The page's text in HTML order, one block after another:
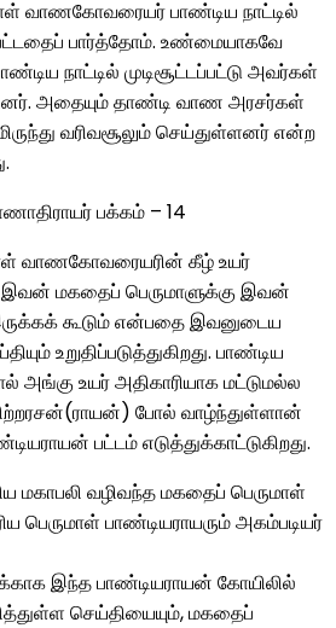
வாணகோவரையர் பாண்டிய நாட்டில்
பார்த்தோம். உண்மையாகவே
நாட்டில் முடிசூட்டப்பட்டு அவர்கள்
அதையும் தாண்டி வாண அரசர்கள்
வரிவசூலும் செய்துள்ளனர் என்ற
பக்கம் – 14
வாணகோவரையரின் கீழ் உயர்
இவன் மகதைப் பெருமாளுக்கு இவன்
கூடும் என்பதை இவனுடைய
உறுதிப்படுத்துகிறது. பாண்டிய
அங்கு உயர் அதிகாரியாக மட்டுமல்ல
போல் வாழ்ந்துள்ளான்
பட்டம் எடுத்துக்காட்டுகிறது.
மகாபலி வழிவந்த மகதைப் பெருமாள்
பெருமாள் பாண்டியராயரும் அகம்படியர்
இந்த பாண்டியராயன் கோயிலில்
செய்தியையும், மகதைப்